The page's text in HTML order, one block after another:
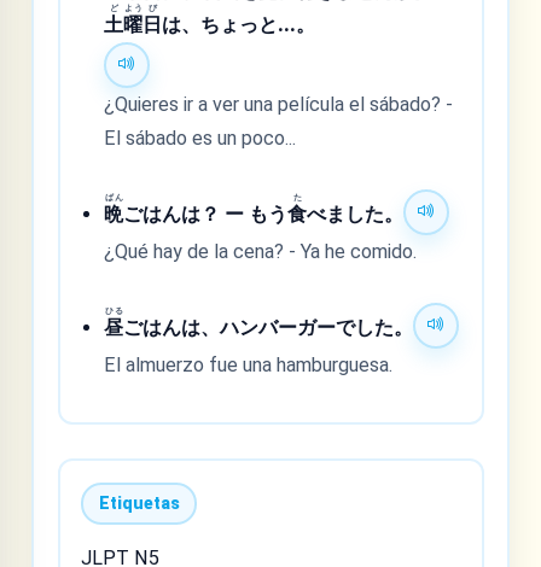
土
ど
曜
よう
日
び
は、ちょっと...。
¿Quieres ir a ver una película el sábado? -
El sábado es un poco...
晩
ばん
ごはんは？ ー もう食
た
べました。
¿Qué hay de la cena? - Ya he comido.
昼
ひる
ごはんは、ハンバーガーでした。
El almuerzo fue una hamburguesa.
Etiquetas
JLPT N5